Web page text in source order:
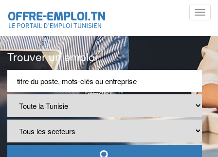
Trouver un emploi